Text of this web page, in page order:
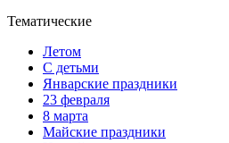
Тематические
Летом
С детьми
Январские праздники
23 февраля
8 марта
Майские праздники